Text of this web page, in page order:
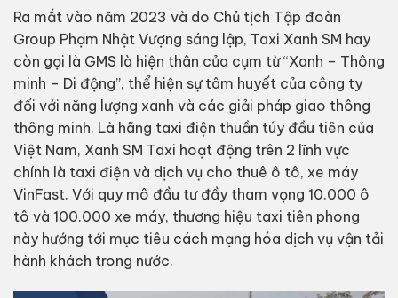
Ra mắt vào năm 2023 và do Chủ tịch Tập đoàn
Group Phạm Nhật Vượng sáng lập, Taxi Xanh SM hay
còn gọi là GMS là hiện thân của cụm từ “Xanh – Thông
minh – Di động”, thể hiện sự tâm huyết của công ty
đối với năng lượng xanh và các giải pháp giao thông
thông minh. Là hãng taxi điện thuần túy đầu tiên của
Việt Nam, Xanh SM Taxi hoạt động trên 2 lĩnh vực
chính là taxi điện và dịch vụ cho thuê ô tô, xe máy
VinFast. Với quy mô đầu tư đầy tham vọng 10.000 ô
tô và 100.000 xe máy, thương hiệu taxi tiên phong
này hướng tới mục tiêu cách mạng hóa dịch vụ vận tải
hành khách trong nước.